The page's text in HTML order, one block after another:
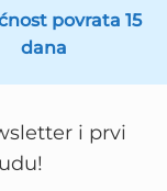
povrata 15
dana
i prvi